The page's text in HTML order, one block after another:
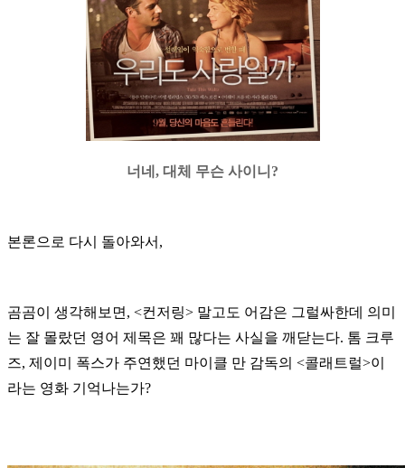
너네, 대체 무슨 사이니?
본론으로 다시 돌아와서,
곰곰이 생각해보면, <컨저링> 말고도 어감은 그럴싸한데 의미
는 잘 몰랐던 영어 제목은 꽤 많다는 사실을 깨닫는다. 톰 크루
즈, 제이미 폭스가 주연했던 마이클 만 감독의 <콜래트럴>이
라는 영화 기억나는가?